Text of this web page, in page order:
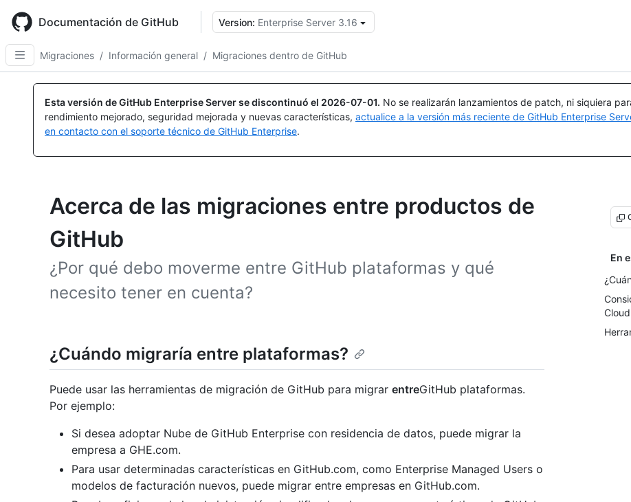
main
content
Documentación de GitHub Version: Enterprise Server 3.16
Migraciones / Información general / Migraciones dentro de GitHub
Esta versión de GitHub Enterprise Server se discontinuó el 2026-07-01. No se realizarán lanzamientos de patch, ni siquiera
rendimiento mejorado, seguridad mejorada y nuevas características, actualice a la versión más reciente de GitHub Enterprise
en contacto con el soporte técnico de GitHub Enterprise.
Acerca de las migraciones entre productos de
GitHub
¿Por qué debo moverme entre GitHub plataformas y qué
necesito tener en cuenta?
En
Cloud
¿Cuándo migraría entre plataformas?
Puede usar las herramientas de migración de GitHub para migrar entreGitHub plataformas.
Por ejemplo:
Si desea adoptar Nube de GitHub Enterprise con residencia de datos, puede migrar la
empresa a GHE.com.
Para usar determinadas características en GitHub.com, como Enterprise Managed Users o
modelos de facturación nuevos, puede migrar entre empresas en GitHub.com.